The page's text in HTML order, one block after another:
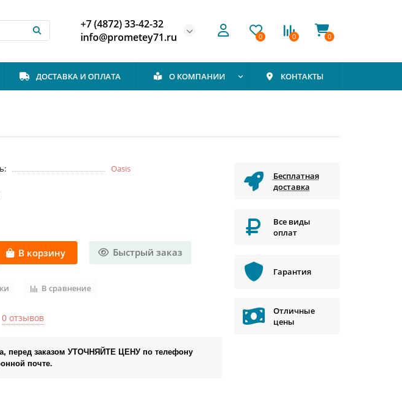
+7 (4872) 33-42-32
info@prometey71.ru
0 0 0
ДОСТАВКА И ОПЛАТА О КОМПАНИИ КОНТАКТЫ
Oasis
В корзину Быстрый заказ
В сравнение
0 отзывов
перед заказом УТОЧНЯЙТЕ ЦЕНУ по телефону
почте.
Бесплатная
доставка
Все виды
оплат
Гарантия
Отличные
цены